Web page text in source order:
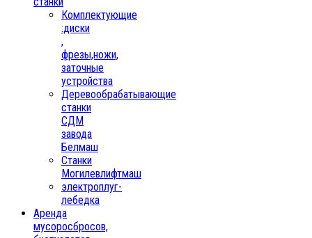
Комплектующие
:диски
,
фрезы,ножи,
заточные
устройства
Деревообрабатывающие
станки
СДМ
завода
Белмаш
Станки
Могилевлифтмаш
электроплуг-
лебедка
Аренда
мусоросбросов,